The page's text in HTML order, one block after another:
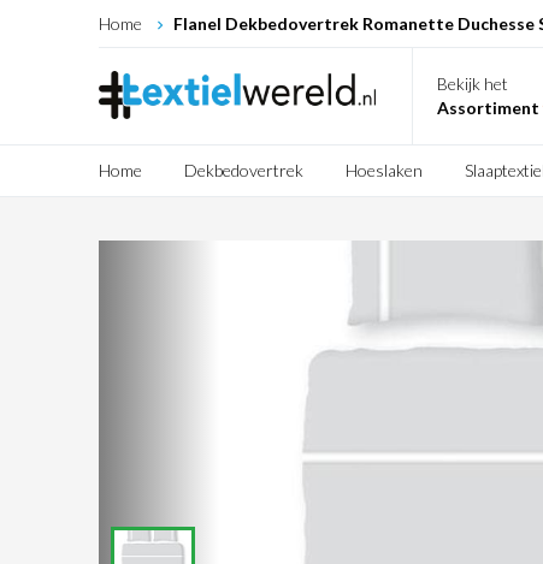
Home Flanel Dekbedovertrek Romanette Duchesse
Bekijk het
Assortiment
Home Dekbedovertrek Hoeslaken Slaaptextiel